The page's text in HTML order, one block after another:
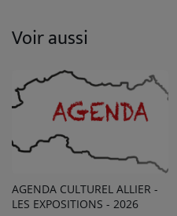
Voir aussi
AGENDA CULTUREL ALLIER -
LES EXPOSITIONS - 2026